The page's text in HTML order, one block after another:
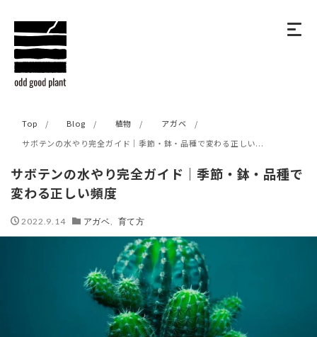
Top Blog 植物
アガベ
サボテンの水やり完全ガイド｜季節・鉢・品種で変わる正しい...
サボテンの水やり完全ガイド｜季節・鉢・品種で
変わる正しい頻度
2022.9.14 アガベ 育て方